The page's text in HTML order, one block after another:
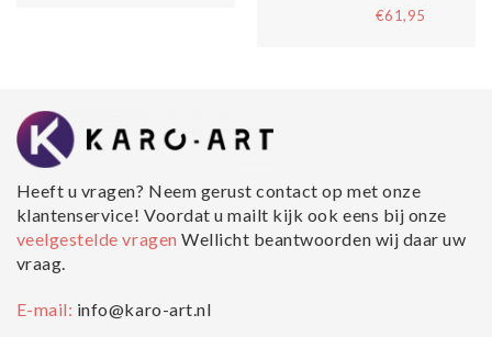
€61,95
Heeft u vragen? Neem gerust contact op met onze
klantenservice! Voordat u mailt kijk ook eens bij onze
veelgestelde vragenWellicht beantwoorden wij daar uw
vraag.
E-mail: info@karo-art.nl